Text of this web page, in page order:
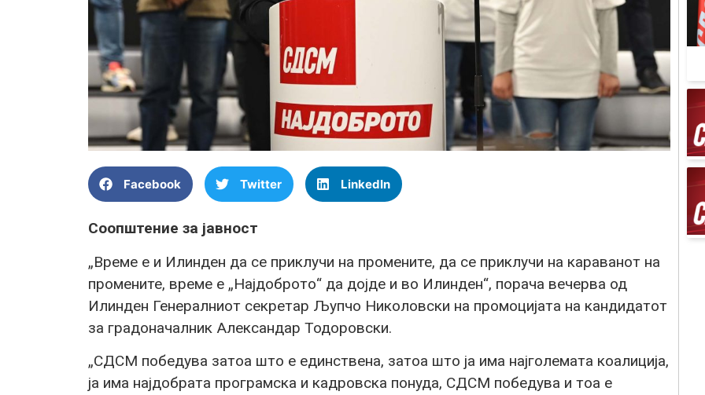
Facebook Twitter LinkedIn
Соопштение за јавност
„Време е и Илинден да се приклучи на промените, да се приклучи на караванот на
промените, време е „Најдоброто“ да дојде и во Илинден“, порача вечерва од
Илинден Генералниот секретар Љупчо Николовски на промоцијата на кандидатот
за градоначалник Александар Тодоровски.
„СДСМ победува затоа што е единствена, затоа што ја има најголемата коалиција,
ја има најдобрата програмска и кадровска понуда, СДСМ победува и тоа е